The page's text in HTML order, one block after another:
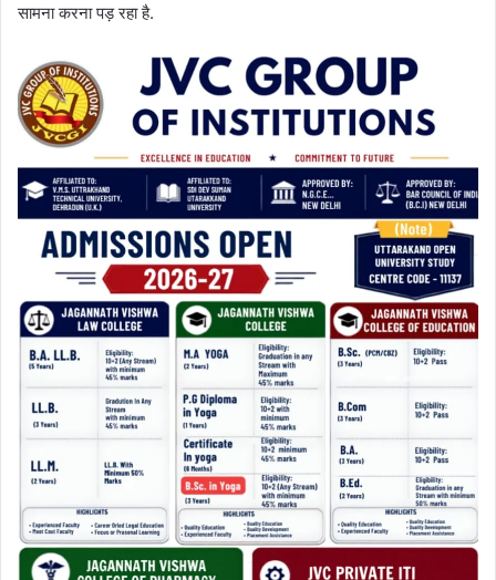
सामना करना पड़ रहा है.